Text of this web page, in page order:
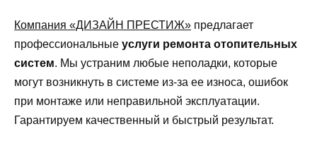
Компания «ДИЗАЙН ПРЕСТИЖ» предлагает
профессиональные услуги ремонта отопительных
систем. Мы устраним любые неполадки, которые
могут возникнуть в системе из-за ее износа, ошибок
при монтаже или неправильной эксплуатации.
Гарантируем качественный и быстрый результат.